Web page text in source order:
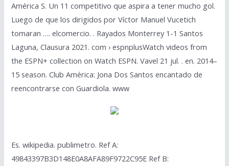
América S. Un 11 competitivo que aspira a tener mucho gol.
Luego de que los dirigidos por Víctor Manuel Vucetich
tomaran …. elcomercio. . Rayados Monterrey 1-1 Santos
Laguna, Clausura 2021. com › espnplusWatch videos from
the ESPN+ collection on Watch ESPN. Vavel 21 jul. . en. 2014–
15 season. Club América: Jona Dos Santos encantado de
reencontrarse con Guardiola. www
Es. wikipedia. publimetro. Ref A:
49843397B3D148E0A8AFA89F9722C95E Ref B: